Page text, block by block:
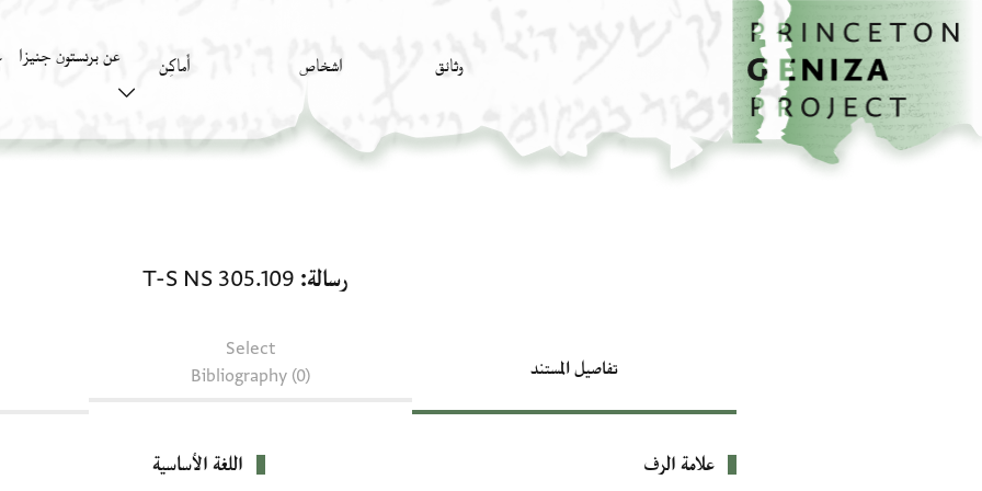
تخطي إلى المحتوى الرئيسي
الصفحة الرئيسية
وثائق اشخاص أَماكِن عن برنستون جنيزا
رسالة T-S NS 305.109
تفاصيل المستند
Select
Bibliography (0)
بيانات التعريف
علامة الرف اللغة الأساسية